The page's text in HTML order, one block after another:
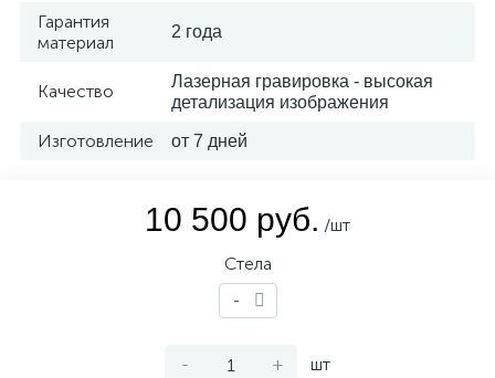
Гарантия
материал
2 года
Качество
Лазерная гравировка - высокая
детализация изображения
Изготовление от 7 дней
10 500 руб. /шт
Стела
-
- + шт